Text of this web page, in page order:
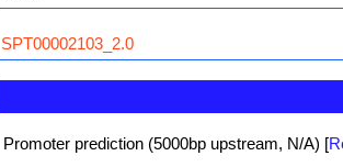
SPT00002103_2.0
Promoter prediction (5000bp upstream, N/A) [